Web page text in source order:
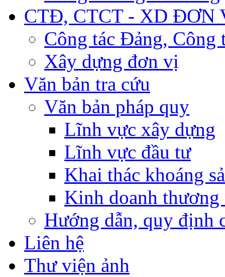
CTĐ, CTCT - XD ĐƠN
Công tác Đảng, Công
Xây dựng đơn vị
Văn bản tra cứu
Văn bản pháp quy
Lĩnh vực xây dựng
Lĩnh vực đầu tư
Khai thác khoáng
Kinh doanh thương
Hướng dẫn, quy định
Liên hệ
Thư viện ảnh